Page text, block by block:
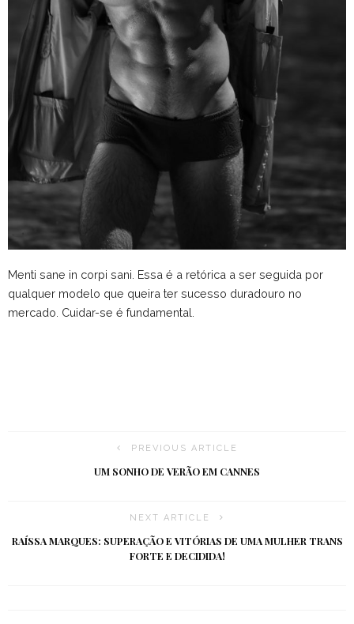
Menti sane in corpi sani. Essa é a retórica a ser seguida por
qualquer modelo que queira ter sucesso duradouro no
mercado. Cuidar-se é fundamental.
PREVIOUS ARTICLE
UM SONHO DE VERÃO EM CANNES
NEXT ARTICLE
RAÍSSA MARQUES: SUPERAÇÃO E VITÓRIAS DE UMA MULHER TRANS
FORTE E DECIDIDA!